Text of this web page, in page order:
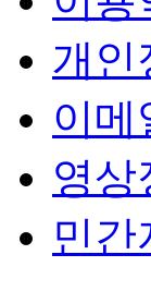
개인
이메
영상
민간